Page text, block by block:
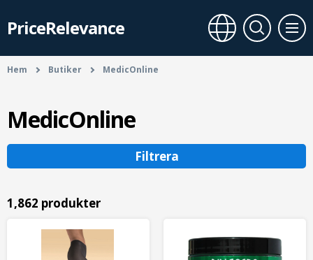
PriceRelevance
Hem Butiker MedicOnline
MedicOnline
Filtrera
1,862 produkter